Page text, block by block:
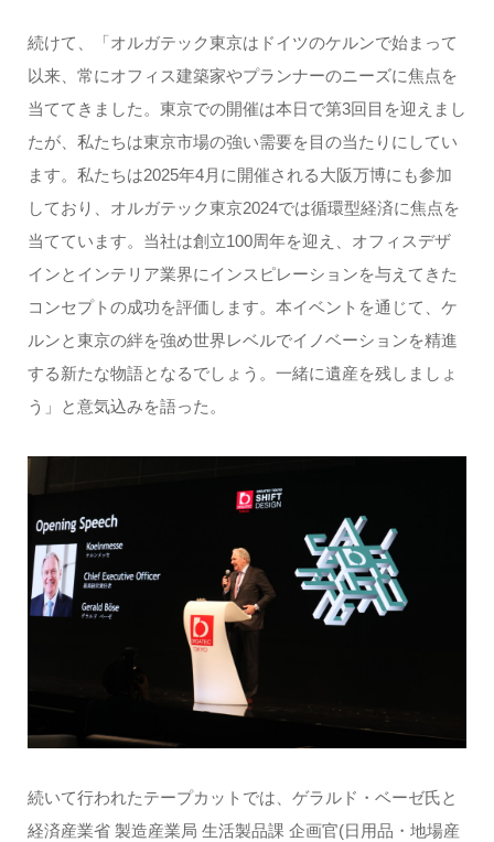
続けて、「オルガテック東京はドイツのケルンで始まって
以来、常にオフィス建築家やプランナーのニーズに焦点を
当ててきました。東京での開催は本日で第3回目を迎えまし
たが、私たちは東京市場の強い需要を目の当たりにしてい
ます。私たちは2025年4月に開催される大阪万博にも参加
しており、オルガテック東京2024では循環型経済に焦点を
当てています。当社は創立100周年を迎え、オフィスデザ
インとインテリア業界にインスピレーションを与えてきた
コンセプトの成功を評価します。本イベントを通じて、ケ
ルンと東京の絆を強め世界レベルでイノベーションを精進
する新たな物語となるでしょう。一緒に遺産を残しましょ
う」と意気込みを語った。
続いて行われたテープカットでは、ゲラルド・ベーゼ氏と
経済産業省 製造産業局 生活製品課 企画官(日用品・地場産